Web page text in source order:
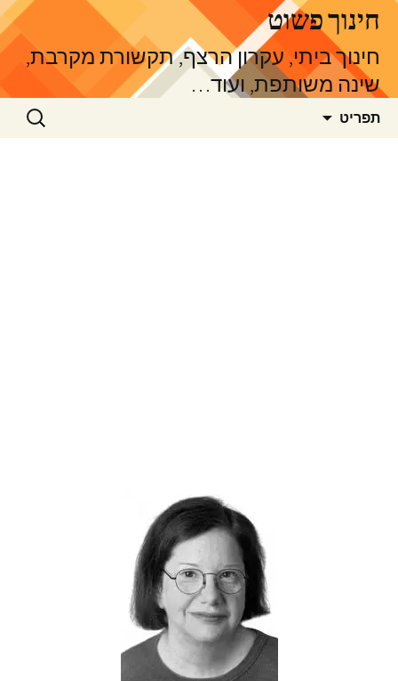
לדלג
לתוכןחינוך פשוט
חינוך ביתי, עקרון הרצף, תקשורת מקרבת,
שינה משותפת, ועוד…
תפריט חיפוש: